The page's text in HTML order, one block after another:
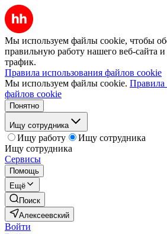
Мы используем файлы cookie, чтобы
правильную работу нашего веб-сайта и
трафик.
Правила использования файлов cookie
Мы используем файлы cookie. Правила
файлов cookie
Понятно
Ищу сотрудника
Ищу работу
Ищу сотрудника
Ищу сотрудника
Сервисы
Помощь
Ещё
Поиск
Алексеевский
Войти